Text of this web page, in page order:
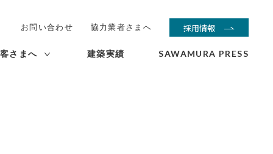
お問い合わせ 協力業者さまへ 採用情報
さまへ 建築実績 SAWAMURA PRESS